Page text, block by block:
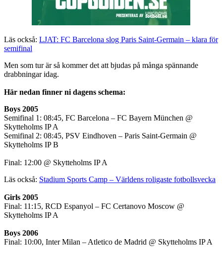
Läs också: LJAT: FC Barcelona slog Paris Saint-Germain – klara för
semifinal
Men som tur är så kommer det att bjudas på många spännande
drabbningar idag.
Här nedan finner ni dagens schema:
Boys 2005
Semifinal 1: 08:45, FC Barcelona – FC Bayern München @
Skytteholms IP A
Semifinal 2: 08:45, PSV Eindhoven – Paris Saint-Germain @
Skytteholms IP B
Final: 12:00 @ Skytteholms IP A
Läs också: Stadium Sports Camp – Världens roligaste fotbollsvecka
Girls 2005
Final: 11:15, RCD Espanyol – FC Certanovo Moscow @
Skytteholms IP A
Boys 2006
Final: 10:00, Inter Milan – Atletico de Madrid @ Skytteholms IP A